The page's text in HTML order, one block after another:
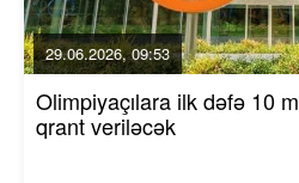
29.06.2026, 09:53
Olimpiyaçılara ilk dəfə 10
qrant veriləcək